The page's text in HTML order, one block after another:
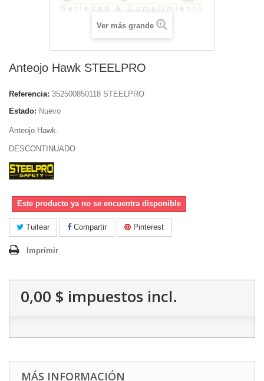
Ver más grande
Anteojo Hawk STEELPRO
Referencia: 352500850118 STEELPRO
Estado: Nuevo
Anteojo Hawk.
DESCONTINUADO
Este producto ya no se encuentra disponible
Tuitear Compartir Pinterest
Imprimir
0,00 $ impuestos incl.
MÁS INFORMACIÓN